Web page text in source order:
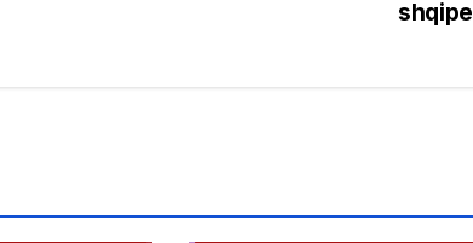
shqipe